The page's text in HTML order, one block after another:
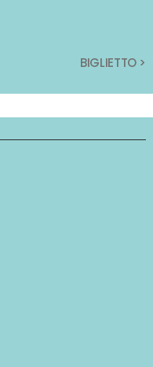
BIGLIETTO >
BIGLIETTO >